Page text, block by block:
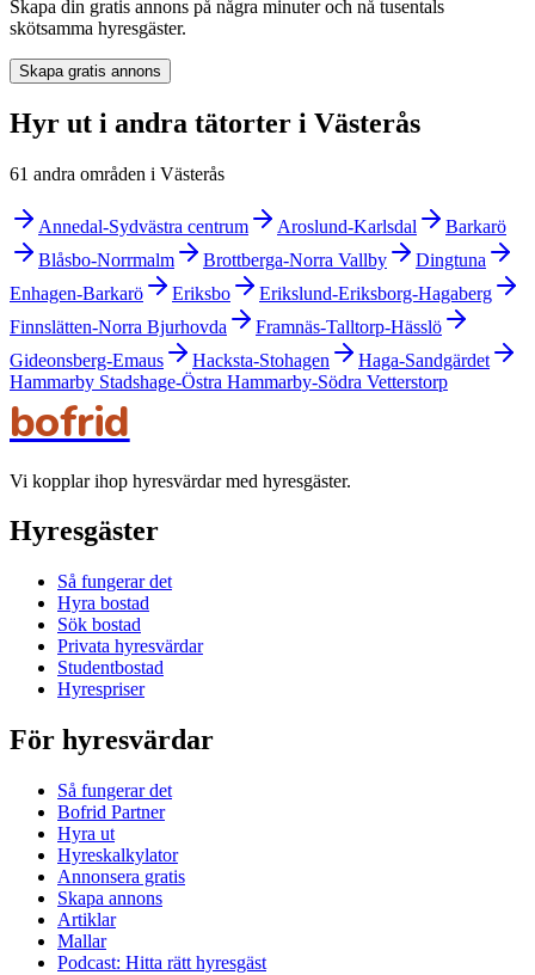
Skapa din gratis annons på några minuter och nå tusentals
skötsamma hyresgäster.
Skapa gratis annons
Hyr ut i andra tätorter i Västerås
61 andra områden i Västerås
Annedal-Sydvästra centrum Aroslund-Karlsdal
Barkarö
Blåsbo-Norrmalm
Brottberga-Norra Vallby
Dingtuna
Enhagen-Barkarö
Eriksbo
Erikslund-Eriksborg-Hagaberg
Finnslätten-Norra Bjurhovda
Framnäs-Talltorp-Hässlö
Gideonsberg-Emaus
Hacksta-Stohagen
Haga-Sandgärdet
Hammarby Stadshage-Östra Hammarby-Södra Vetterstorp
bofrid
Vi kopplar ihop hyresvärdar med hyresgäster.
Hyresgäster
Så fungerar det
Hyra bostad
Sök bostad
Privata hyresvärdar
Studentbostad
Hyrespriser
För hyresvärdar
Så fungerar det
Bofrid Partner
Hyra ut
Hyreskalkylator
Annonsera gratis
Skapa annons
Artiklar
Mallar
Podcast: Hitta rätt hyresgäst